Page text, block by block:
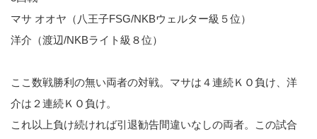
マサ オオヤ（八王子FSG/NKBウェルター級５位）
洋介（渡辺/NKBライト級８位）
ここ数戦勝利の無い両者の対戦。マサは４連続ＫＯ負け、洋
介は２連続ＫＯ負け。
これ以上負け続ければ引退勧告間違いなしの両者。この試合